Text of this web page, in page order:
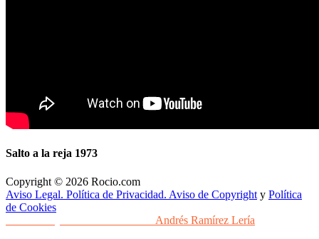
Salto a la reja 1973
Copyright © 2026 Rocio.com
Aviso Legal. Política de Privacidad. Aviso de Copyright y Política
de Cookies
Andrés Ramírez Lería